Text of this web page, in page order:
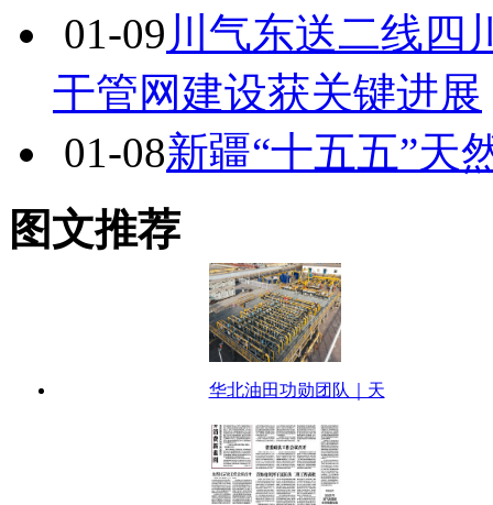
01-09 川气东送二线四
干管网建设获关键进展
01-08新疆“十五五”天
图文推荐
华北油田功勋团队｜天